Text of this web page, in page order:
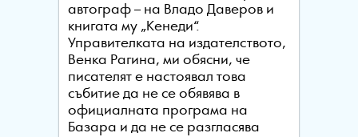
автограф – на Владо Даверов и
книгата му „Кенеди“.
Управителката на издателството,
Венка Рагина, ми обясни, че
писателят е настоявал това
събитие да не се обявява в
официалната програма на
Базара и да не се разгласява